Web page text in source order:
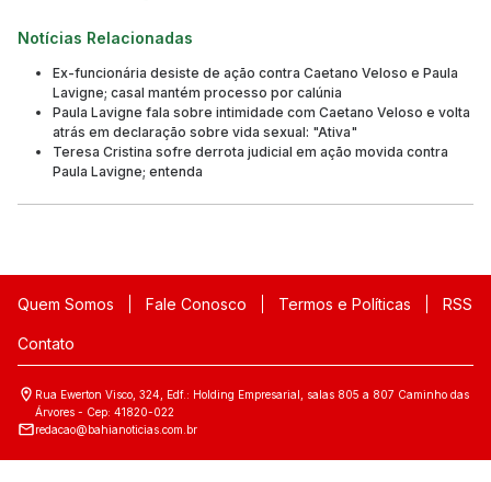
Notícias Relacionadas
Ex-funcionária desiste de ação contra Caetano Veloso e Paula
Lavigne; casal mantém processo por calúnia
Paula Lavigne fala sobre intimidade com Caetano Veloso e volta
atrás em declaração sobre vida sexual: "Ativa"
Teresa Cristina sofre derrota judicial em ação movida contra
Paula Lavigne; entenda
Quem Somos Fale Conosco Termos e Políticas RSS
Contato
Rua Ewerton Visco, 324, Edf.: Holding Empresarial, salas 805 a 807 Caminho das
Árvores - Cep: 41820-022
redacao@bahianoticias.com.br